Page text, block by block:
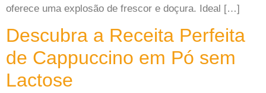
oferece uma explosão de frescor e doçura. Ideal […]
Descubra a Receita Perfeita
de Cappuccino em Pó sem
Lactose